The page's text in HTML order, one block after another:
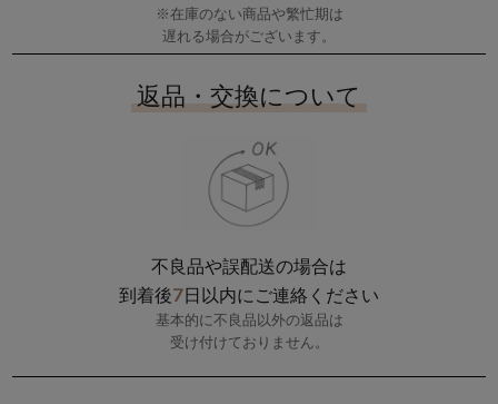
※在庫のない商品や繁忙期は
遅れる場合がございます。
返品・交換について
不良品や誤配送の場合は
到着後7日以内にご連絡ください
基本的に不良品以外の返品は
受け付けておりません。